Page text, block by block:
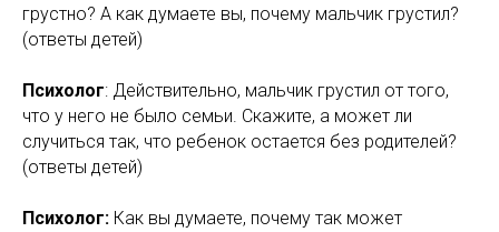
грустно? А как думаете вы, почему мальчик грустил?
(ответы детей)
Психолог: Действительно, мальчик грустил от того,
что у него не было семьи. Скажите, а может ли
случиться так, что ребенок остается без родителей?
(ответы детей)
Психолог: Как вы думаете, почему так может